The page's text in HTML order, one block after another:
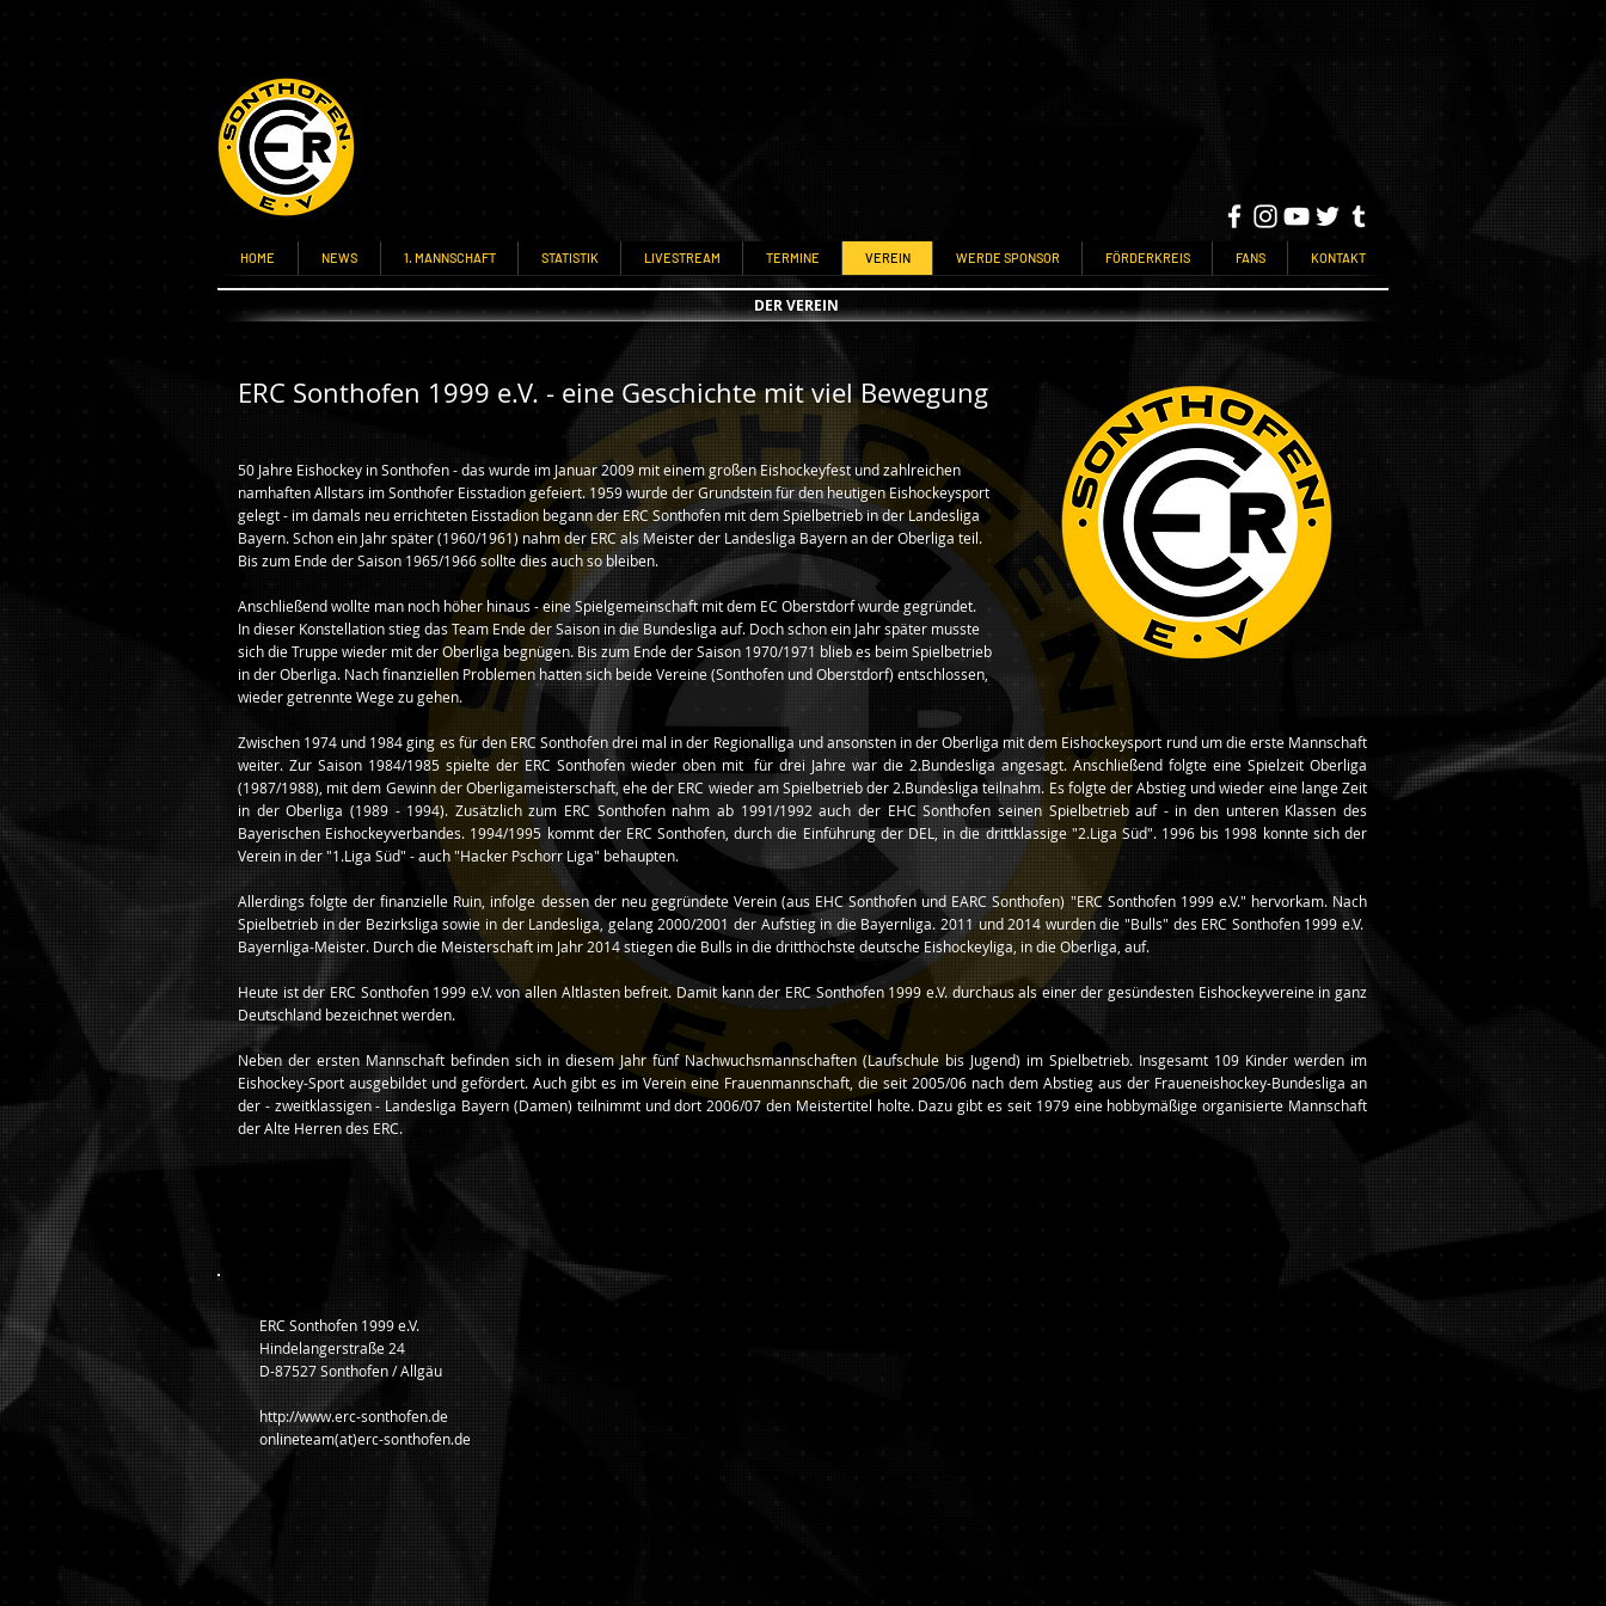
HOME NEWS 1. MANNSCHAFT STATISTIK LIVESTREAM TERMINE VEREIN WERDE SPONSOR FÖRDERKREIS FANS KONTAKT
DER VEREIN
ERC Sonthofen 1999 e.V. - eine Geschichte mit viel Bewegung
50 Jahre Eishockey in Sonthofen - das wurde im Januar 2009 mit einem großen Eishockeyfest und zahlreichen
namhaften Allstars im Sonthofer Eisstadion gefeiert. 1959 wurde der Grundstein für den heutigen Eishockeysport
gelegt - im damals neu errichteten Eisstadion begann der ERC Sonthofen mit dem Spielbetrieb in der Landesliga
Bayern. Schon ein Jahr später (1960/1961) nahm der ERC als Meister der Landesliga Bayern an der Oberliga teil.
Bis zum Ende der Saison 1965/1966 sollte dies auch so bleiben.
Anschließend wollte man noch höher hinaus - eine Spielgemeinschaft mit dem EC Oberstdorf wurde gegründet.
In dieser Konstellation stieg das Team Ende der Saison in die Bundesliga auf. Doch schon ein Jahr später musste
sich die Truppe wieder mit der Oberliga begnügen. Bis zum Ende der Saison 1970/1971 blieb es beim Spielbetrieb
in der Oberliga. Nach finanziellen Problemen hatten sich beide Vereine (Sonthofen und Oberstdorf) entschlossen,
wieder getrennte Wege zu gehen.
Zwischen 1974 und 1984 ging es für den ERC Sonthofen drei mal in der Regionalliga und ansonsten in der Oberliga mit dem Eishockeysport rund um die erste Mannschaft
weiter. Zur Saison 1984/1985 spielte der ERC Sonthofen wieder oben mit für drei Jahre war die 2.Bundesliga angesagt. Anschließend folgte eine Spielzeit Oberliga
(1987/1988), mit dem Gewinn der Oberligameisterschaft, ehe der ERC wieder am Spielbetrieb der 2.Bundesliga teilnahm. Es folgte der Abstieg und wieder eine lange Zeit
in der Oberliga (1989 - 1994). Zusätzlich zum ERC Sonthofen nahm ab 1991/1992 auch der EHC Sonthofen seinen Spielbetrieb auf - in den unteren Klassen des
Bayerischen Eishockeyverbandes. 1994/1995 kommt der ERC Sonthofen, durch die Einführung der DEL, in die drittklassige "2.Liga Süd". 1996 bis 1998 konnte sich der
Verein in der "1.Liga Süd" - auch "Hacker Pschorr Liga" behaupten.
Allerdings folgte der finanzielle Ruin, infolge dessen der neu gegründete Verein (aus EHC Sonthofen und EARC Sonthofen) "ERC Sonthofen 1999 e.V." hervorkam. Nach
Spielbetrieb in der Bezirksliga sowie in der Landesliga, gelang 2000/2001 der Aufstieg in die Bayernliga. 2011 und 2014 wurden die "Bulls" des ERC Sonthofen 1999 e.V.
Bayernliga-Meister. Durch die Meisterschaft im Jahr 2014 stiegen die Bulls in die dritthöchste deutsche Eishockeyliga, in die Oberliga, auf.
Heute ist der ERC Sonthofen 1999 e.V. von allen Altlasten befreit. Damit kann der ERC Sonthofen 1999 e.V. durchaus als einer der gesündesten Eishockeyvereine in ganz
Deutschland bezeichnet werden.
Neben der ersten Mannschaft befinden sich in diesem Jahr fünf Nachwuchsmannschaften (Laufschule bis Jugend) im Spielbetrieb. Insgesamt 109 Kinder werden im
Eishockey-Sport ausgebildet und gefördert. Auch gibt es im Verein eine Frauenmannschaft, die seit 2005/06 nach dem Abstieg aus der Fraueneishockey-Bundesliga an
der - zweitklassigen - Landesliga Bayern (Damen) teilnimmt und dort 2006/07 den Meistertitel holte. Dazu gibt es seit 1979 eine hobbymäßige organisierte Mannschaft
der Alte Herren des ERC.
ERC Sonthofen 1999 e.V.
Hindelangerstraße 24
D-87527 Sonthofen / Allgäu
http://www.erc-sonthofen.de
onlineteam(at)erc-sonthofen.de